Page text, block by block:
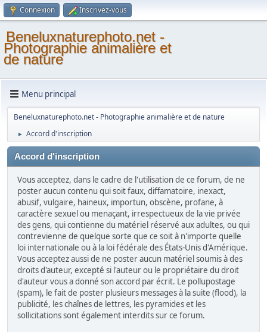
Connexion Inscrivez-vous
Beneluxnaturephoto.net -
Photographie animalière et
de nature
Menu principal
Beneluxnaturephoto.net - Photographie animalière et de nature
► Accord d'inscription
Accord d'inscription
Vous acceptez, dans le cadre de l'utilisation de ce forum, de ne
poster aucun contenu qui soit faux, diffamatoire, inexact,
abusif, vulgaire, haineux, importun, obscène, profane, à
caractère sexuel ou menaçant, irrespectueux de la vie privée
des gens, qui contienne du matériel réservé aux adultes, ou qui
contrevienne de quelque sorte que ce soit à n'importe quelle
loi internationale ou à la loi fédérale des États-Unis d'Amérique.
Vous acceptez aussi de ne poster aucun matériel soumis à des
droits d'auteur, excepté si l'auteur ou le propriétaire du droit
d'auteur vous a donné son accord par écrit. Le pollupostage
(spam), le fait de poster plusieurs messages à la suite (flood), la
publicité, les chaînes de lettres, les pyramides et les
sollicitations sont également interdits sur ce forum.